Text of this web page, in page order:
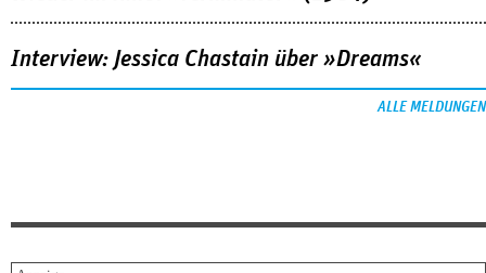
Interview: Jessica Chastain über »Dreams«
ALLE MELDUNGEN